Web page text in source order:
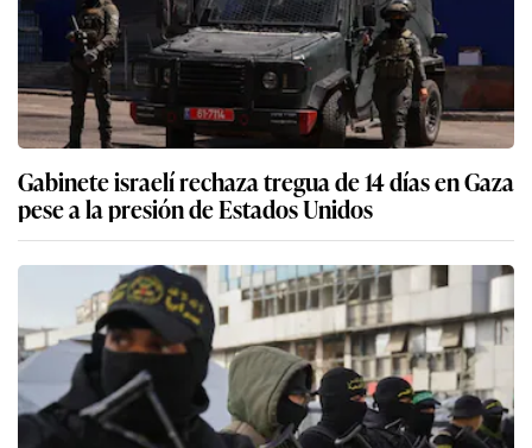
Gabinete israelí rechaza tregua de 14 días en Gaza
pese a la presión de Estados Unidos